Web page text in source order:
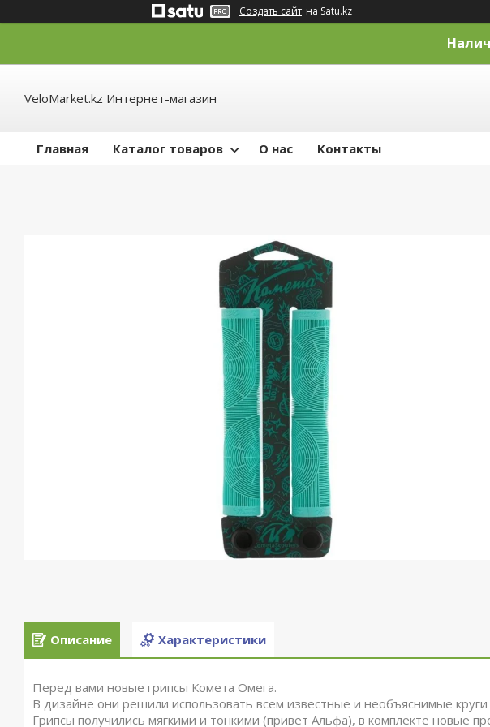
Создать сайт на Satu.kz
VeloMarket.kz Интернет-магазин
Главная Каталог товаров О нас Контакты
Описание Характеристики
Перед вами новые грипсы Комета Омега.
В дизайне они решили использовать всем известные и необъяснимые круги
Грипсы получились мягкими и тонкими (привет Альфа), в комплекте новые